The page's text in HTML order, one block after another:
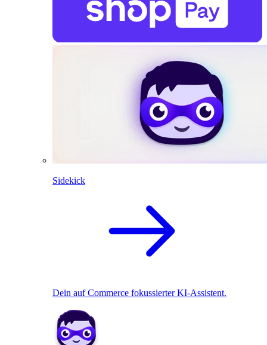
Sidekick
Dein auf Commerce fokussierter KI-Assistent.